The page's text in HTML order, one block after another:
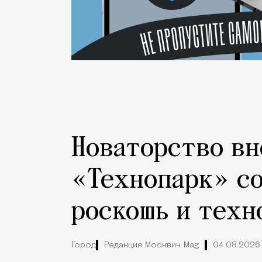
Новаторство
«Технопарк»
роскошь и
Город Редакция Москвич Mag 04.08.2026